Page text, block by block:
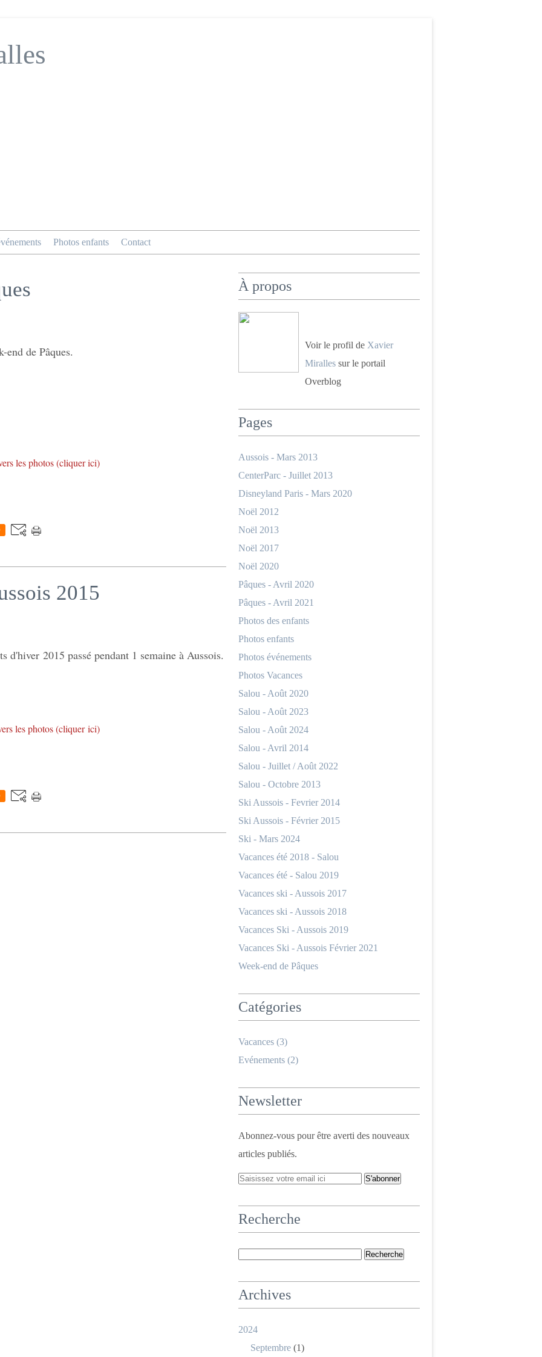
Photos enfants Contact
end de Pâques.
les photos (cliquer ici)
2015
d'hiver 2015 passé pendant 1 semaine à Aussois.
les photos (cliquer ici)
À propos
Voir le profil de Xavier
Miralles sur le portail
Overblog
Pages
Aussois - Mars 2013
CenterParc - Juillet 2013
Disneyland Paris - Mars 2020
Noël 2012
Noël 2013
Noël 2017
Noël 2020
Pâques - Avril 2020
Pâques - Avril 2021
Photos des enfants
Photos enfants
Photos événements
Photos Vacances
Salou - Août 2020
Salou - Août 2023
Salou - Août 2024
Salou - Avril 2014
Salou - Juillet / Août 2022
Salou - Octobre 2013
Ski Aussois - Fevrier 2014
Ski Aussois - Février 2015
Ski - Mars 2024
Vacances été 2018 - Salou
Vacances été - Salou 2019
Vacances ski - Aussois 2017
Vacances ski - Aussois 2018
Vacances Ski - Aussois 2019
Vacances Ski - Aussois Février 2021
Week-end de Pâques
Catégories
Vacances (3)
Evénements (2)
Newsletter
Abonnez-vous pour être averti des nouveaux
articles publiés.
Recherche
Archives
2024
Septembre (1)